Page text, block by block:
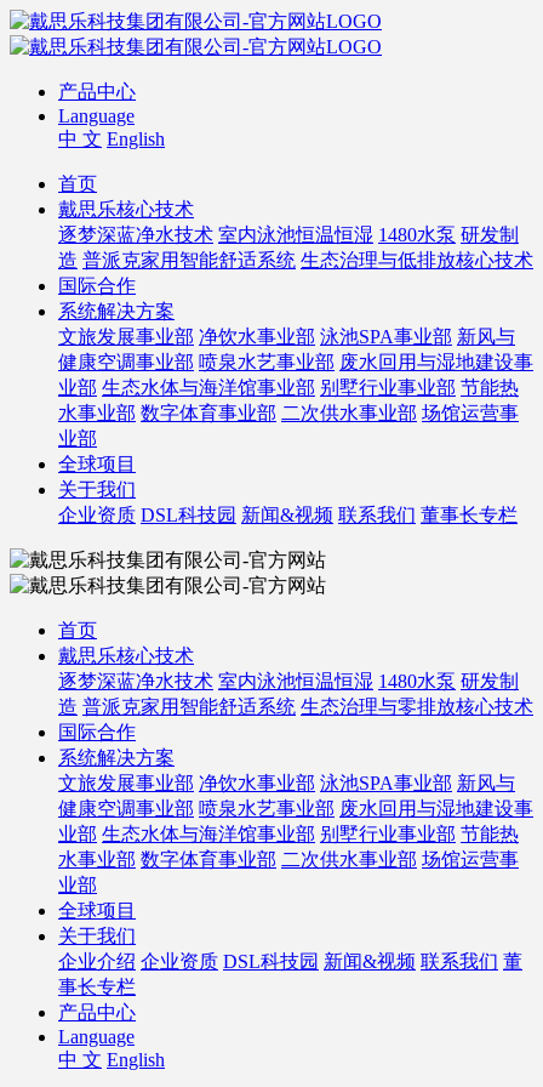
产品中心
Language
中 文 English
首页
戴思乐核心技术
逐梦深蓝净水技术 室内泳池恒温恒湿 1480水泵 研发制
造 普派克家用智能舒适系统 生态治理与低排放核心技术
国际合作
系统解决方案
文旅发展事业部 净饮水事业部 泳池SPA事业部 新风与
健康空调事业部 喷泉水艺事业部 废水回用与湿地建设事
业部 生态水体与海洋馆事业部 别墅行业事业部 节能热
水事业部 数字体育事业部 二次供水事业部 场馆运营事
业部
全球项目
关于我们
企业资质 DSL科技园 新闻&视频 联系我们 董事长专栏
首页
戴思乐核心技术
逐梦深蓝净水技术 室内泳池恒温恒湿 1480水泵 研发制
造 普派克家用智能舒适系统 生态治理与零排放核心技术
国际合作
系统解决方案
文旅发展事业部 净饮水事业部 泳池SPA事业部 新风与
健康空调事业部 喷泉水艺事业部 废水回用与湿地建设事
业部 生态水体与海洋馆事业部 别墅行业事业部 节能热
水事业部 数字体育事业部 二次供水事业部 场馆运营事
业部
全球项目
关于我们
企业介绍 企业资质 DSL科技园 新闻&视频 联系我们 董
事长专栏
产品中心
Language
中 文 English